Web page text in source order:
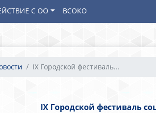
С ОО ВСОКО
IX Городской фестиваль...
IX Городской фестиваль